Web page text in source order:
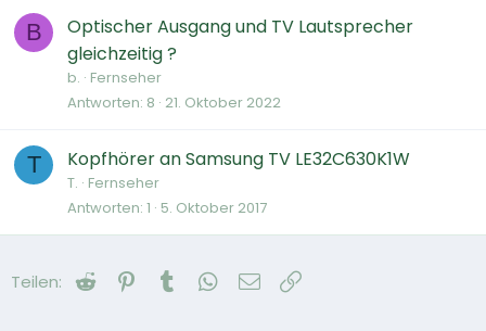
B
Optischer Ausgang und TV Lautsprecher
gleichzeitig ?
b. Fernseher
Antworten 8 21. Oktober 2022
T Kopfhörer an Samsung TV LE32C630K1W
T. Fernseher
Antworten 1 5. Oktober 2017
Teilen: Reddit Pinterest
Tumblr WhatsApp
E-Mail